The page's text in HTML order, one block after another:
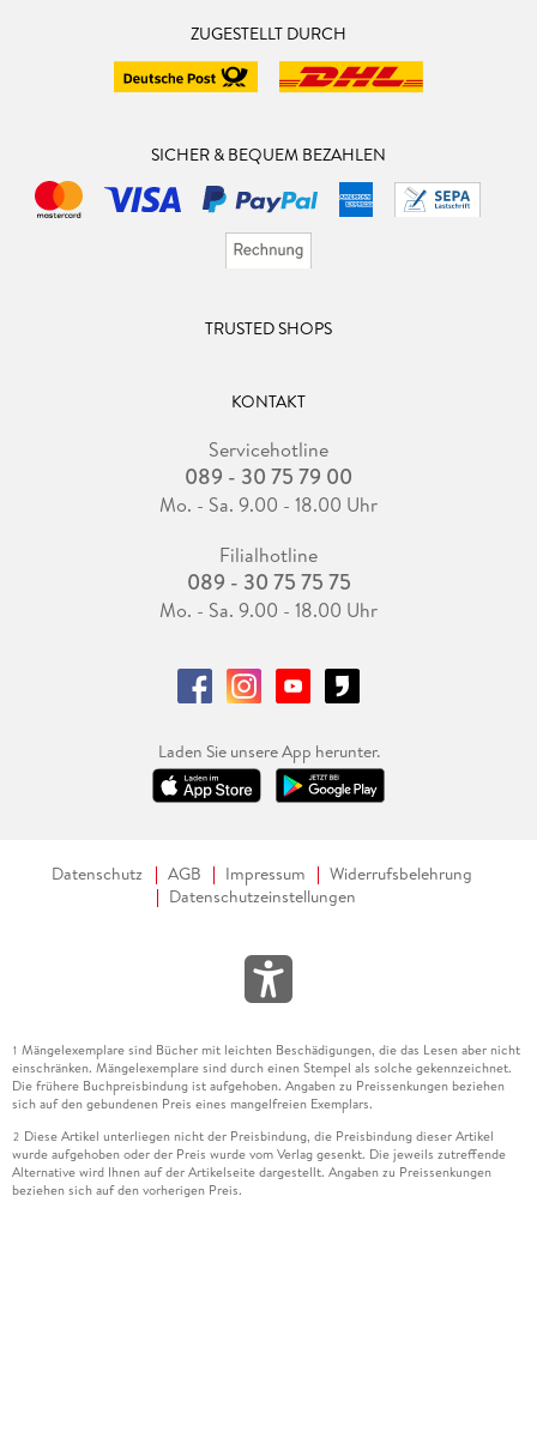
ZUGESTELLT DURCH
SICHER & BEQUEM BEZAHLEN
TRUSTED SHOPS
KONTAKT
Servicehotline
089 - 30 75 79 00
Mo. - Sa. 9.00 - 18.00 Uhr
Filialhotline
089 - 30 75 75 75
Mo. - Sa. 9.00 - 18.00 Uhr
Laden Sie unsere App herunter.
Datenschutz AGB Impressum
Widerrufsbelehrung
Datenschutzeinstellungen
1 Mängelexemplare sind Bücher mit leichten Beschädigungen, die das Lesen aber nicht
einschränken. Mängelexemplare sind durch einen Stempel als solche gekennzeichnet.
Die frühere Buchpreisbindung ist aufgehoben. Angaben zu Preissenkungen beziehen
sich auf den gebundenen Preis eines mangelfreien Exemplars.
2 Diese Artikel unterliegen nicht der Preisbindung, die Preisbindung dieser Artikel
wurde aufgehoben oder der Preis wurde vom Verlag gesenkt. Die jeweils zutreffende
Alternative wird Ihnen auf der Artikelseite dargestellt. Angaben zu Preissenkungen
beziehen sich auf den vorherigen Preis.